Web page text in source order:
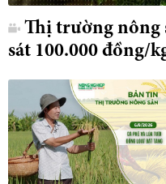
Thị trường nông
sát 100.000 đồng/